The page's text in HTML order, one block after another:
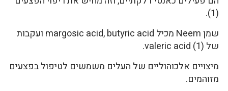
(1).
שמן Neem מכיל margosic acid, butyric acid ועקבות
של valeric acid (1).
מיצויים אלכוהוליים של העלים משמשים לטיפול בפצעים
מזוהמים.